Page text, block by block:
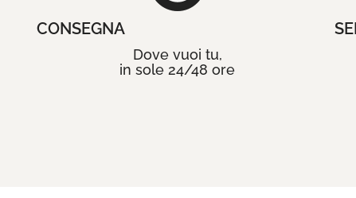
CONSEGNA
Dove vuoi tu,
in sole 24/48 ore